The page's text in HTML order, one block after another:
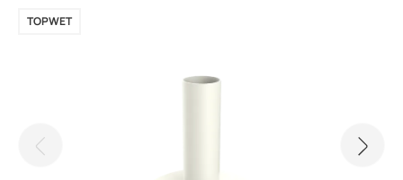
TOPWET